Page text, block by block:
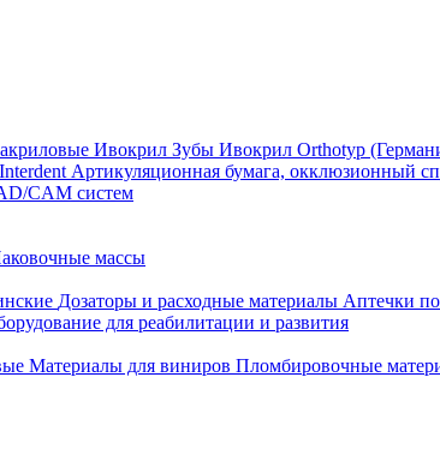
Ивокрил Зубы Ивокрил Orthotyp
Артикуляционная бумага, окклюзионный
CAM систем
массы
Дозаторы и расходные материалы Аптечки
для реабилитации и развития
Материалы для виниров Пломбировочные